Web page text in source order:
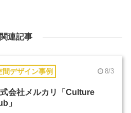
関連記事
間デザイン事例 8/3
会社メルカリ「Culture
」